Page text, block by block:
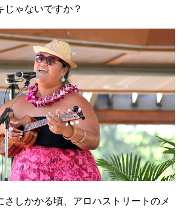
じゃないですか？
さしかかる頃、アロハストリートのメ